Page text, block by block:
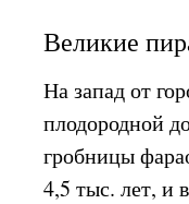
Великие
На запад от
плодородной
гробницы
4,5 тыс. лет, и